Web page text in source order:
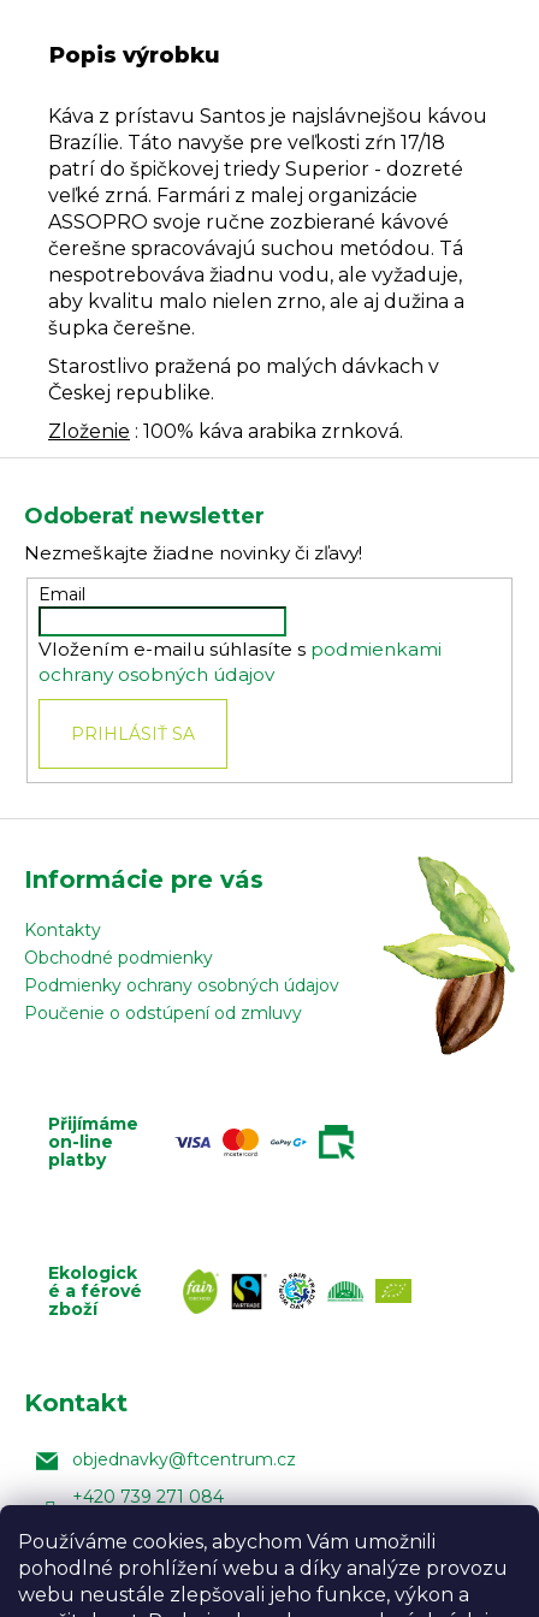
Používáme cookies, abychom Vám umožnili
pohodlné prohlížení webu a díky analýze provozu
webu neustále zlepšovali jeho funkce, výkon a
Popis výrobku
Káva z prístavu Santos je najslávnejšou kávou
Brazílie. Táto navyše pre veľkosti zŕn 17/18
patrí do špičkovej triedy Superior - dozreté
veľké zrná. Farmári z malej organizácie
ASSOPRO svoje ručne zozbierané kávové
čerešne spracovávajú suchou metódou. Tá
nespotrebováva žiadnu vodu, ale vyžaduje,
aby kvalitu malo nielen zrno, ale aj dužina a
šupka čerešne.
Starostlivo pražená po malých dávkach v
Českej republike.
Zloženie : 100% káva arabika zrnková.
Odoberať newsletter
Nezmeškajte žiadne novinky či zľavy!
Email
Vložením e-mailu súhlasíte s podmienkami
ochrany osobných údajov
PRIHLÁSIŤ SA
Informácie pre vás
Kontakty
Obchodné podmienky
Podmienky ochrany osobných údajov
Poučenie o odstúpení od zmluvy
Přijímáme
on-line
platby
Ekologick
é a férové
zboží
Kontakt
objednavky@ftcentrum.cz
+420 739 271 084
Facebook Fair Trade Centra
FairTradeCentrumcz